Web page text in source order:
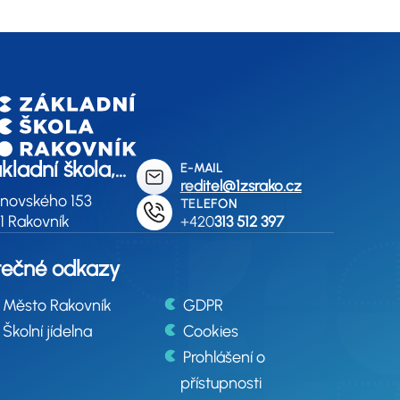
škola,
153
153
Rakovník
E-MAIL
reditel@1zsrako.cz
TELEFON
+420313 512 397
odkazy
Město Rakovník
Školní jídelna
GDPR
Cookies
Prohlášení o
přístupnosti